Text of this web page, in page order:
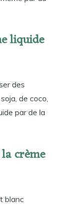
liquide
des
de coco,
par de la
crème
blanc